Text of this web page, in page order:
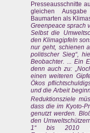
Presseausschnitte
gleichen
Baumarten als
Greenpeace sprach
Selbst die
den Klimagipfeln
nur geht, schienen
politischer Sieg“,
Beobachter. ... Ein
denn auch zu:
einen weiteren
Ökos
und die Arbeit
Reduktionsziele
dass die im Kyoto-
genutzt werden.
den
1“ bis 2010